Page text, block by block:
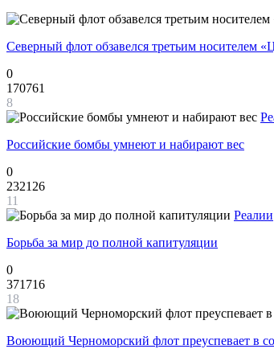
Северный флот обзавелся третьим носителем
0
170761
8
Российские бомбы умнеют и набирают вес
0
232126
11
Реалии
Борьба за мир до полной капитуляции
0
371716
18
Воюющий Черноморский флот преуспевает в